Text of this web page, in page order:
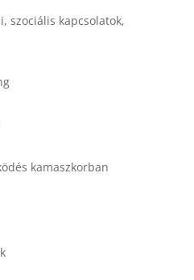
szociális kapcsolatok,
kamaszkorban